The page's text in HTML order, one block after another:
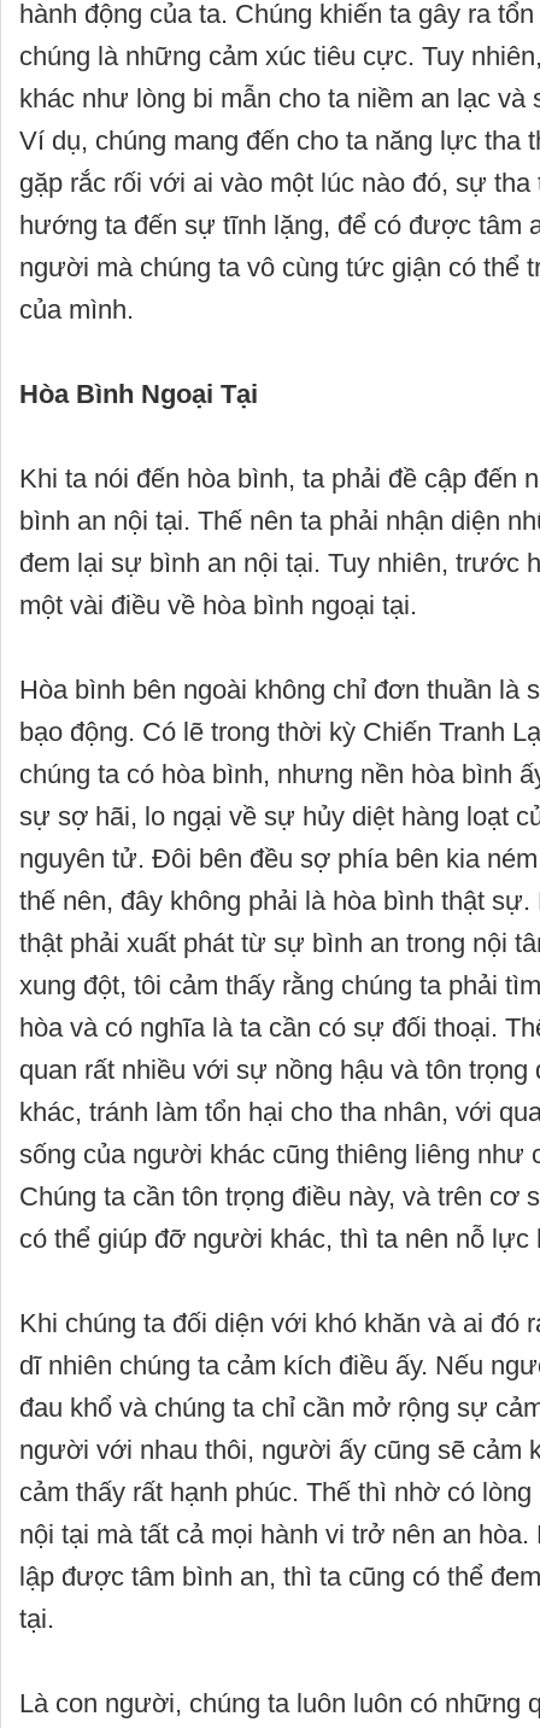
hành động của ta. Chúng khiến ta gây ra
chúng là những cảm xúc tiêu cực. Tuy
khác như lòng bi mẫn cho ta niềm an lạc và
Ví dụ, chúng mang đến cho ta năng lực tha
gặp rắc rối với ai vào một lúc nào đó, sự
hướng ta đến sự tĩnh lặng, để có được tâm
người mà chúng ta vô cùng tức giận có thể
của mình.
Hòa Bình Ngoại Tại
Khi ta nói đến hòa bình, ta phải đề cập đến
bình an nội tại. Thế nên ta phải nhận diện
đem lại sự bình an nội tại. Tuy nhiên, trước
một vài điều về hòa bình ngoại tại.
Hòa bình bên ngoài không chỉ đơn thuần là
bạo động. Có lẽ trong thời kỳ Chiến Tranh
chúng ta có hòa bình, nhưng nền hòa bình
sự sợ hãi, lo ngại về sự hủy diệt hàng loạt
nguyên tử. Đôi bên đều sợ phía bên kia
thế nên, đây không phải là hòa bình thật
thật phải xuất phát từ sự bình an trong nội
xung đột, tôi cảm thấy rằng chúng ta phải
hòa và có nghĩa là ta cần có sự đối thoại.
quan rất nhiều với sự nồng hậu và tôn
khác, tránh làm tổn hại cho tha nhân, với
sống của người khác cũng thiêng liêng như
Chúng ta cần tôn trọng điều này, và trên cơ
có thể giúp đỡ người khác, thì ta nên nỗ lực
Khi chúng ta đối diện với khó khăn và ai đó
dĩ nhiên chúng ta cảm kích điều ấy. Nếu
đau khổ và chúng ta chỉ cần mở rộng sự
người với nhau thôi, người ấy cũng sẽ cảm
cảm thấy rất hạnh phúc. Thế thì nhờ có
nội tại mà tất cả mọi hành vi trở nên an hòa.
lập được tâm bình an, thì ta cũng có thể
tại.
Là con người, chúng ta luôn luôn có những